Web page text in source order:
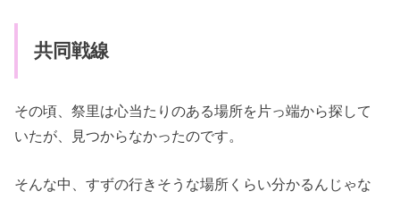
共同戦線
その頃、祭里は心当たりのある場所を片っ端から探して
いたが、見つからなかったのです。
そんな中、すずの行きそうな場所くらい分かるんじゃな